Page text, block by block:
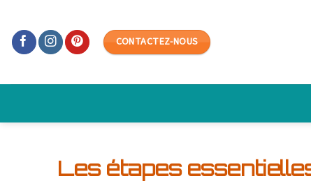
content
CONTACTEZ-NOUS
Les étapes